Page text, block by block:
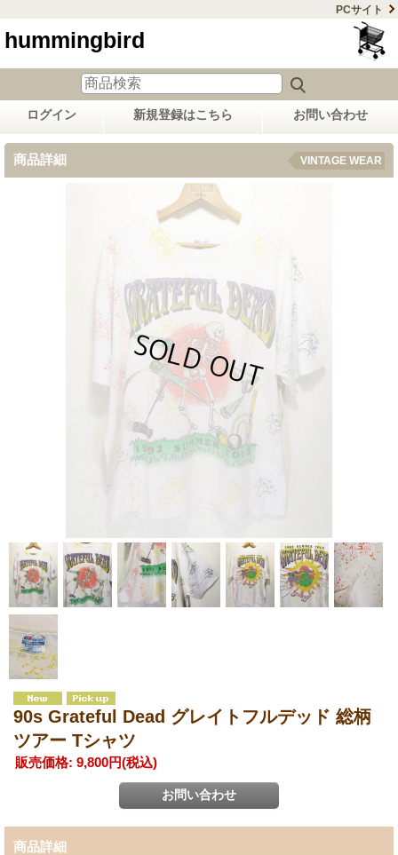
PCサイト
hummingbird
ログイン 新規登録はこちら お問い合わせ
商品詳細 VINTAGE WEAR
90s Grateful Dead グレイトフルデッド 総柄
ツアー Tシャツ
販売価格: 9,800円(税込)
商品詳細